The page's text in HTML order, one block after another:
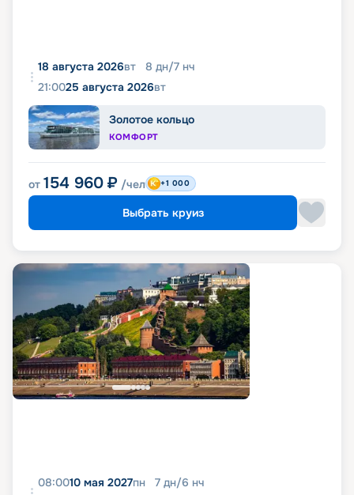
18 августа 2026вт 8 дн/7 нч
21:0025 августа 2026вт
Золотое кольцо
КОМФОРТ
от 154 960 ₽ /чел +1 000
Выбрать круиз
08:0010 мая 2027пн 7 дн/6 нч